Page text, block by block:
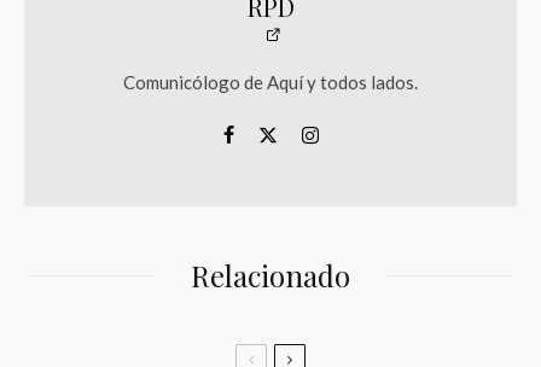
RPD
Comunicólogo de Aquí y todos lados.
Relacionado